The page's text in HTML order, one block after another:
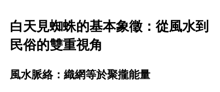
白天見蜘蛛的基本象徵：從風水到
民俗的雙重視角
風水脈絡：織網等於聚攏能量